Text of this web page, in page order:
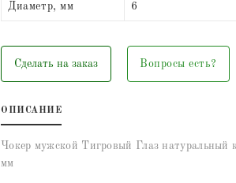
Диаметр, мм 6
Сделать на заказ Вопросы есть?
ОПИСАНИЕ
Чокер мужской Тигровый Глаз натуральный
мм